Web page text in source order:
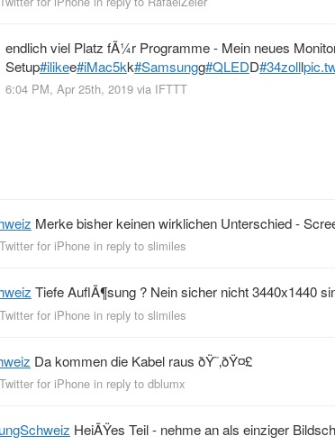
endlich viel Platz fÃ¼r Programme - Mein neues
Setup#ilikee#iMac5kk#Samsungg#QLEDD#34zolll
6:04 PM, Apr 25th, 2019 via IFTTT
Merke bisher keinen wirklichen Unterschied -
Twitter for iPhone in reply to slimiles
Tiefe AuflÃ¶sung ? Nein sicher nicht 3440x1440
Twitter for iPhone in reply to slimiles
Da kommen die Kabel raus ðŸ˜‚ðŸ¤£
Twitter for iPhone in reply to dblumx
HeiÃŸes Teil - nehme an als einziger